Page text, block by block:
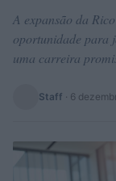
A expansão da
oportunidade para
uma carreira
Staff · 6